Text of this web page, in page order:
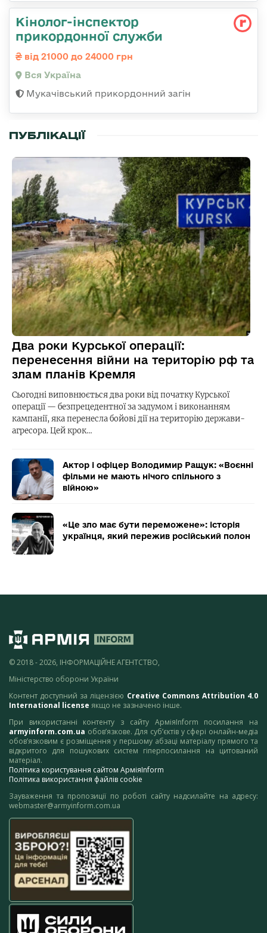
Кінолог-інспектор
прикордонної служби
від 21000 до 24000 грн
Вся Україна
Мукачівський прикордонний загін
ПУБЛІКАЦІЇ
Два роки Курської операції:
перенесення війни на територію рф та
злам планів Кремля
Сьогодні виповнюється два роки від початку Курської
операції — безпрецедентної за задумом і виконанням
кампанії, яка перенесла бойові дії на територію держави-
агресора. Цей крок…
Актор і офіцер Володимир Ращук: «Воєнні
фільми не мають нічого спільного з
війною»
«Це зло має бути переможене»: історія
українця, який пережив російський полон
© 2018 - 2026, ІНФОРМАЦІЙНЕ АГЕНТСТВО,
Міністерство оборони України
Контент доступний за ліцензією Creative Commons Attribution 4.0
International license якщо не зазначено інше.
При використанні контенту з сайту АрміяInform посилання на
armyinform.com.ua обов’язкове. Для суб’єктів у сфері онлайн-медіа
обов’язковим є розміщення у першому абзаці матеріалу прямого та
відкритого для пошукових систем гіперпосилання на цитований
матеріал.
Політика користування сайтом АрміяInform
Політика використання файлів cookie
Зауваження та пропозиції по роботі сайту надсилайте на адресу:
webmaster@armyinform.com.ua